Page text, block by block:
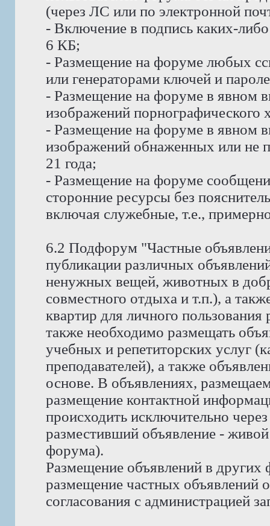
(через ЛС или по электронной
- Включение в подпись каких-
6 КБ;
- Размещение на форуме любых
или генераторами ключей и
- Размещение на форуме в явном
изображений порнографического
- Размещение на форуме в явном
изображений обнаженных или не
21 года;
- Размещение на форуме
сторонние ресурсы без
включая служебные, т.е.,
6.2 Подфорум "Частные
публикации различных
ненужных вещей, животных в
совместного отдыха и т.п.), а
квартир для личного
также необходимо размещать
учебных и репетиторских услуг
преподавателей), а также
основе. В объявлениях,
размещение контактной
происходить исключительно
разместивший объявление -
форума).
Размещение объявлений в
размещение частных объявлений
согласования с администрацией